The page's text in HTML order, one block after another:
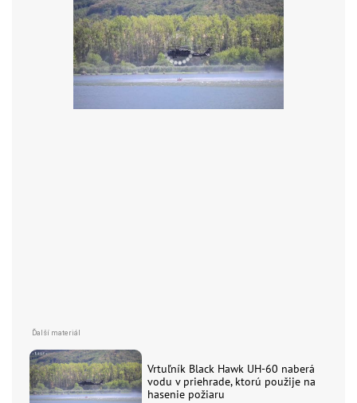
Vrtuľník Black Hawk UH-60 naberá
vodu v priehrade, ktorú použije na
hasenie požiaru